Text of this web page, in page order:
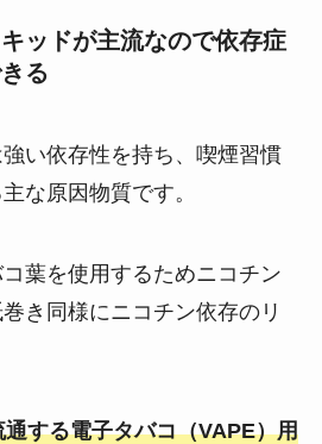
ッドが主流なので依存症
る
い依存性を持ち、喫煙習慣
な原因物質です​。
葉を使用するためニコチン
き同様にニコチン依存のリ
する電子タバコ（VAPE）用